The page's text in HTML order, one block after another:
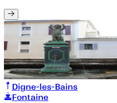
Digne-les-Bains
Fontaine